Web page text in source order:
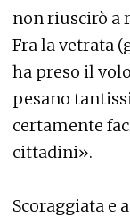
non riuscirò a
Fra la vetrata
ha preso il
pesano
certamente
cittadini».
Scoraggiata e